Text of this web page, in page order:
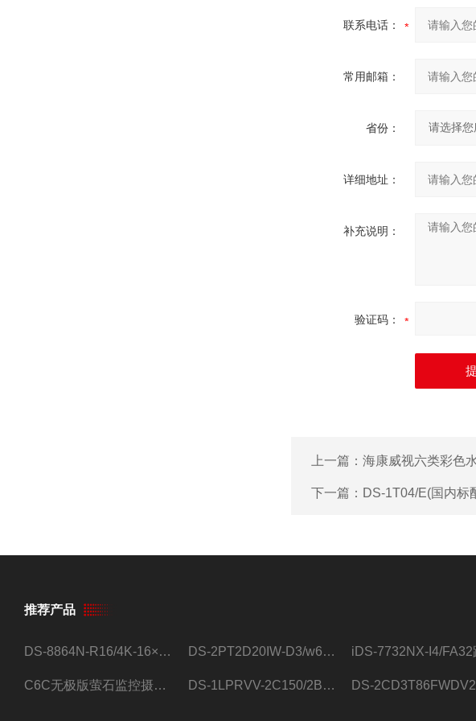
联系电话：
常用邮箱：
省份：
详细地址：
补充说明：
验证码：
上一篇： 海康威视六类彩色
下一篇： DS-1T04/E(国内标
推荐产品
DS-8864N-R16/4K-16×4T/希捷16盘位录像机 DS-2PT2D20IW-D3/w64路高清硬盘录像机
C6C无极版萤石监控摄像头 DS-1LPRVV-2C150/2B监控室外夜视高清电源线护套线200米/卷